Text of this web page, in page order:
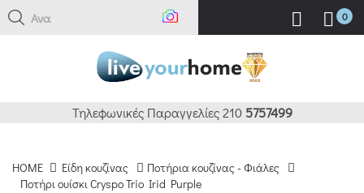
Αναζήτ 0
Τηλεφωνικές Παραγγελίες 210 5757499
HOME Είδη κουζίνας
Ποτήρια κουζίνας - Φιάλες
Ποτήρι ουίσκι Cryspo Trio Irid Purple